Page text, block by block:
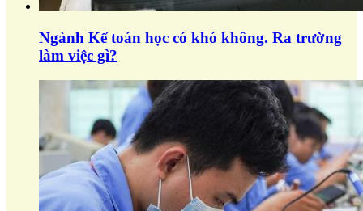
Ngành Kế toán học có khó không. Ra trường
làm việc gì?